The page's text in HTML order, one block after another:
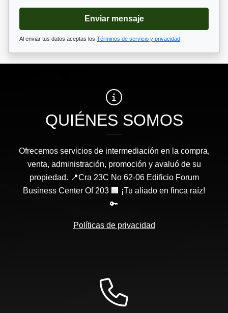
Enviar mensaje
Al enviar tus datos aceptas los Términos de servicio y privacidad
QUIÉNES SOMOS
Ofrecemos servicios de intermediación en la compra,
venta, administración, promoción y avaluó de su
propiedad. 📍Cra 23C No 62-06 Edificio Forum
Business Center Of 203 🏢 ¡Tu aliado en finca raíz!
🔑
Políticas de privacidad